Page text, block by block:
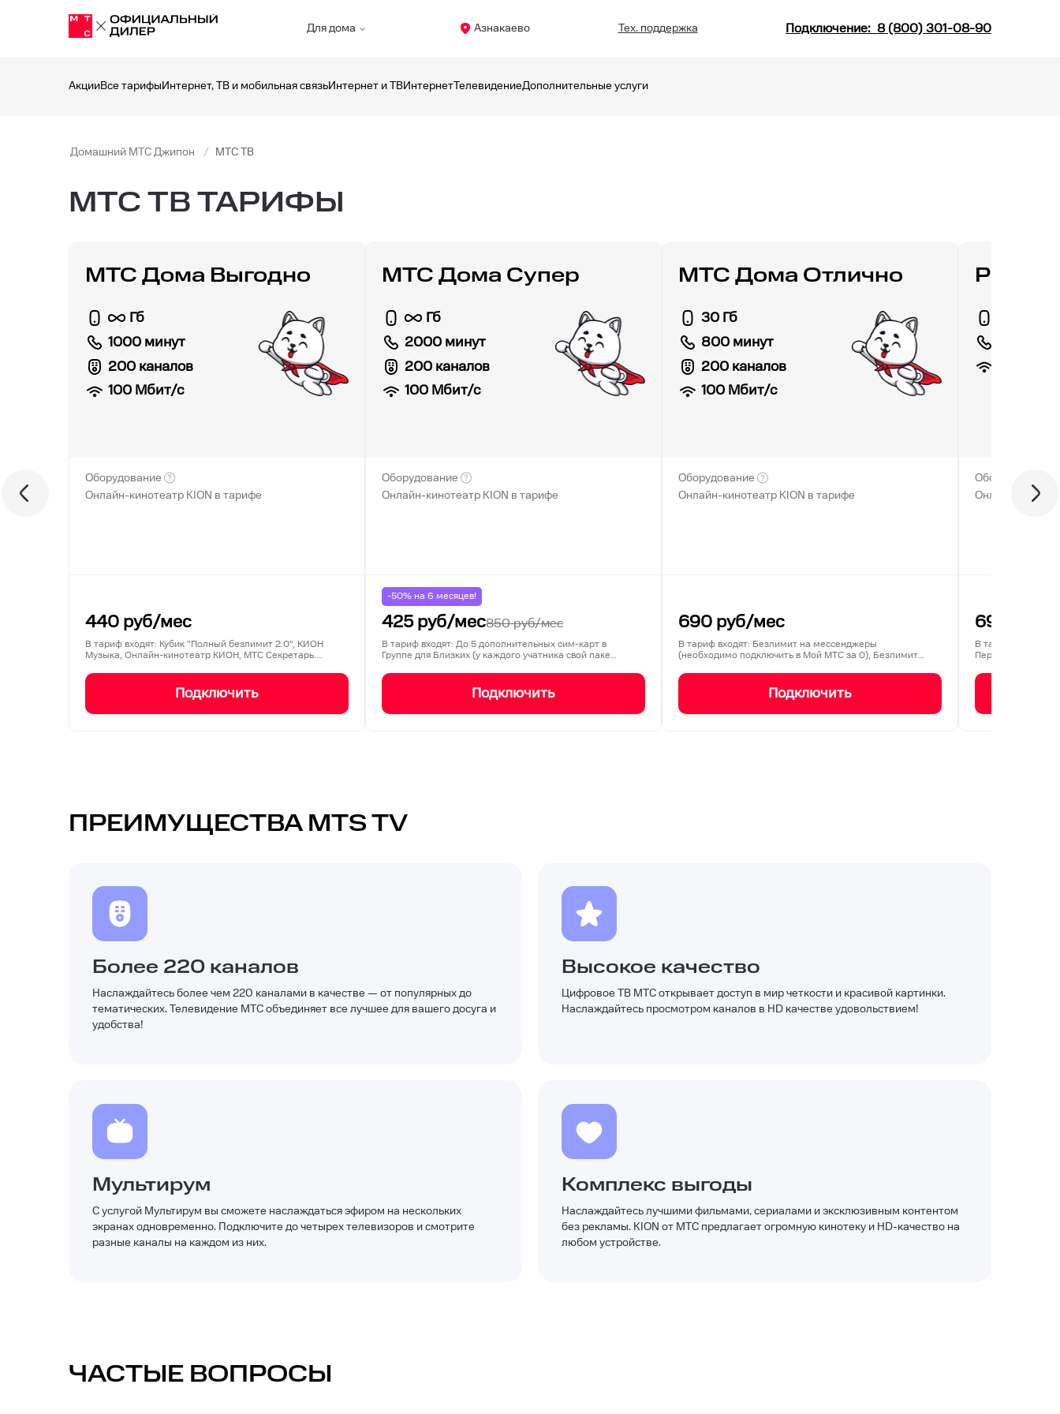
Для дома Азнакаево Тех. поддержка Подключение: 8 (800) 301-08-90
АкцииВсе тарифыИнтернет, ТВ и мобильная связьИнтернет и ТВИнтернетТелевидениеДополнительные услуги
Домашний МТС Джипон МТС ТВ
МТС ТВ ТАРИФЫ
МТС Дома Выгодно
Гб
1000 минут
200 каналов
100 Мбит/с
Оборудование
Онлайн-кинотеатр KION в тарифе
440 руб/мес
В тариф входят: Кубик "Полный безлимит 2.0", КИОН
Музыка, Онлайн-кинотеатр КИОН, МТС Секретарь.…
Подключить
МТС Дома Супер
Гб
2000 минут
200 каналов
100Мбит/с
Оборудование
Онлайн-кинотеатр KION в тарифе
-50% на 6 месяцев!
425руб/мес850руб/мес
В тариф входят: До 5 дополнительных сим-карт в
Группе для Близких (у каждого учатника свой паке…
Подключить
МТС Дома Отлично
30 Гб
800 минут
200 каналов
100Мбит/с
Оборудование
Онлайн-кинотеатр KION в тарифе
690руб/мес
В тариф входят: Безлимит на мессенджеры
(необходимо подключить в Мой МТС за 0), Безлимит
Подключить
РИИЛ
Оборудование
Онлайн-
690
В тариф входят:
Перенос
ПРЕИМУЩЕСТВА MTS TV
Более 220 каналов
Наслаждайтесь более чем 220 каналами в качестве — от популярных до
тематических. Телевидение МТС объединяет все лучшее для вашего досуга и
удобства!
Высокое качество
Цифровое ТВ МТС открывает доступ в мир четкости и красивой картинки.
Наслаждайтесь просмотром каналов в HD качестве удовольствием!
Мультирум
С услугой Мультирум вы сможете наслаждаться эфиром на нескольких
экранах одновременно. Подключите до четырех телевизоров и смотрите
разные каналы на каждом из них.
Комплекс выгоды
Наслаждайтесь лучшими фильмами, сериалами и эксклюзивным контентом
без рекламы. KION от МТС предлагает огромную кинотеку и HD-качество на
любом устройстве.
ЧАСТЫЕ ВОПРОСЫ